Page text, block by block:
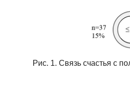
Рис. 1. Связь счастья с